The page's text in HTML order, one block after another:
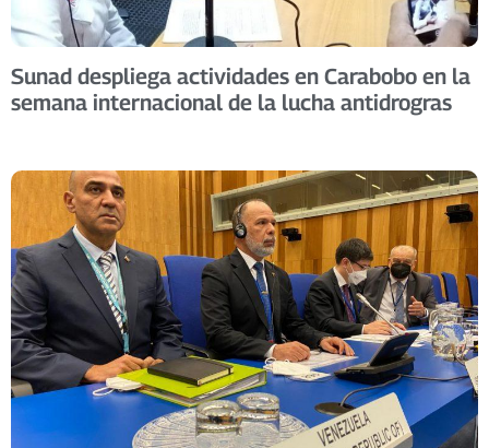
Sunad despliega actividades en Carabobo en la
semana internacional de la lucha antidrogras